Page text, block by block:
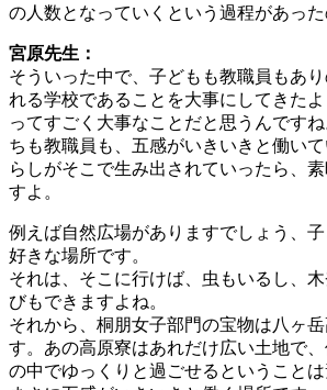
の人数となっていくという過程があった
宮原先生：
そういった中で、子どもも教職員もあ
れる学校であることを大事にしてきた
ってすごく大事なことだと思うんです
ちも教職員も、五感がいきいきと働い
らしがそこで生み出されていったら、
すよ。
例えば自然広場がありますでしょう、
好きな場所です。
それは、そこに行けば、虫もいるし、
びもできますよね。
それから、桐朋女子部門の宝物は八ヶ
す。あの高原寮はあれだけ広い土地で
の中でゆっくりと過ごせるということは